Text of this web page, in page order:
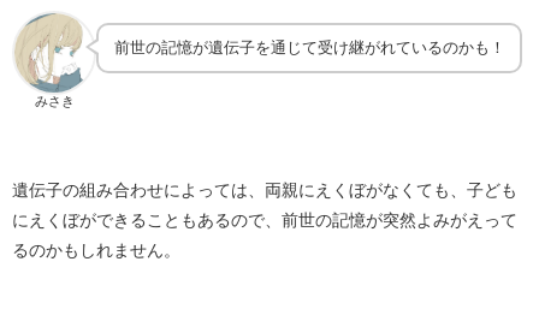
みさき
前世の記憶が遺伝子を通じて受け継がれているのかも！
遺伝子の組み合わせによっては、両親にえくぼがなくても、子ども
にえくぼができることもあるので、前世の記憶が突然よみがえって
るのかもしれません。